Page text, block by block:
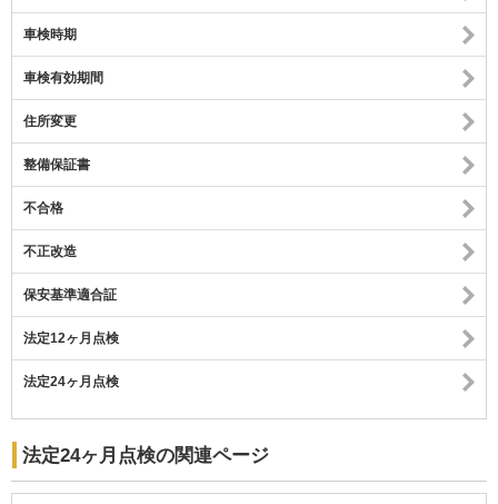
車検時期
車検有効期間
住所変更
整備保証書
不合格
不正改造
保安基準適合証
法定12ヶ月点検
法定24ヶ月点検
法定24ヶ月点検の関連ページ